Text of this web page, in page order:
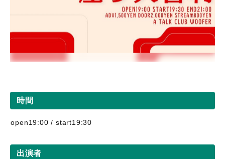
時間
open19:00 / start19:30
出演者